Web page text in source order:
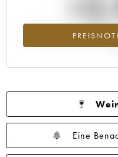
Preisanstiegs des
Eine